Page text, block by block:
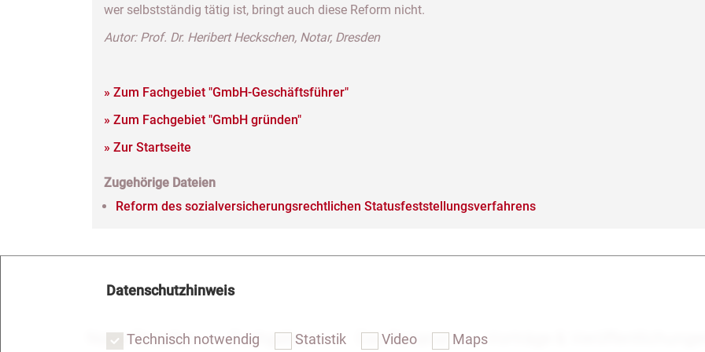
wer selbstständig tätig ist, bringt auch diese Reform nicht.
Autor: Prof. Dr. Heribert Heckschen, Notar, Dresden
» Zum Fachgebiet "GmbH-Geschäftsführer"
» Zum Fachgebiet "GmbH gründen"
» Zur Startseite
Zugehörige Dateien
Reform des sozialversicherungsrechtlichen Statusfeststellungsverfahrens
Notar Dresden Fachgebiete Das Notariat Vorträge & Veröffentlichungen
Datenschutzhinweis
Technisch notwendig Statistik Video Maps